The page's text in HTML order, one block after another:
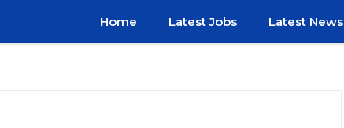
Home Latest Jobs Latest News